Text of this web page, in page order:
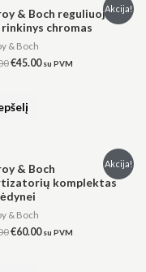
Akcija!
& Boch reguliuojamų
chromas
& Boch
price
was:
€103.00.
€45.00
price
is:
su PVM
Akcija!
& Boch
komplektas
& Boch
price
was:
€159.00.
€60.00
price
is:
su PVM